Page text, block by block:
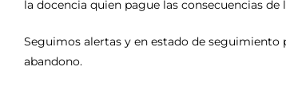
la docencia quien pague las consecuencias
Seguimos alertas y en estado de seguimiento
abandono.